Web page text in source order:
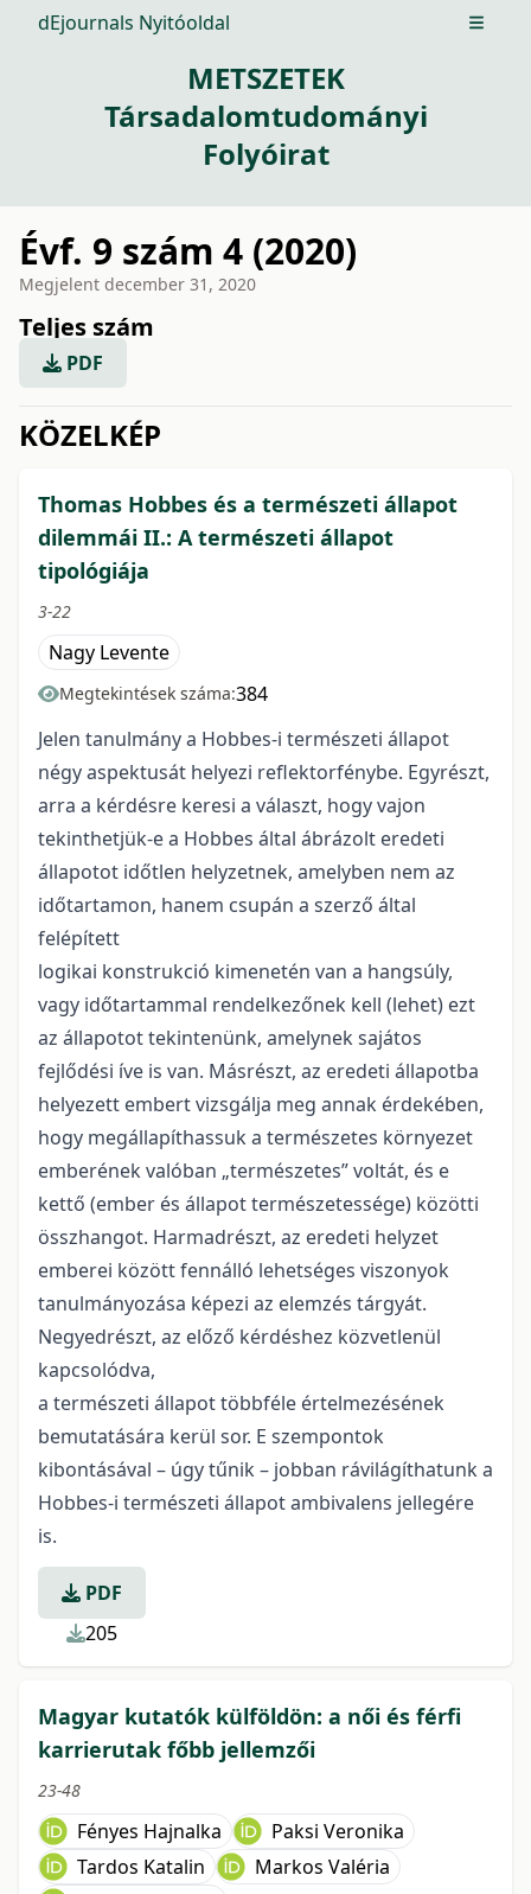
dEjournals Nyitóoldal Open
METSZETEK
Társadalomtudományi
Folyóirat
Évf. 9 szám 4 (2020)
Megjelent december 31, 2020
Teljes szám
PDF
KÖZELKÉP
Thomas Hobbes és a természeti állapot
dilemmái II.: A természeti állapot
tipológiája
3-22
Nagy Levente
Megtekintések száma:384
Jelen tanulmány a Hobbes-i természeti állapot
négy aspektusát helyezi reflektorfénybe. Egyrészt,
arra a kérdésre keresi a választ, hogy vajon
tekinthetjük-e a Hobbes által ábrázolt eredeti
állapotot időtlen helyzetnek, amelyben nem az
időtartamon, hanem csupán a szerző által
felépített
logikai konstrukció kimenetén van a hangsúly,
vagy időtartammal rendelkezőnek kell (lehet) ezt
az állapotot tekintenünk, amelynek sajátos
fejlődési íve is van. Másrészt, az eredeti állapotba
helyezett embert vizsgálja meg annak érdekében,
hogy megállapíthassuk a természetes környezet
emberének valóban „természetes” voltát, és e
kettő (ember és állapot természetessége) közötti
összhangot. Harmadrészt, az eredeti helyzet
emberei között fennálló lehetséges viszonyok
tanulmányozása képezi az elemzés tárgyát.
Negyedrészt, az előző kérdéshez közvetlenül
kapcsolódva,
a természeti állapot többféle értelmezésének
bemutatására kerül sor. E szempontok
kibontásával – úgy tűnik – jobban rávilágíthatunk a
Hobbes-i természeti állapot ambivalens jellegére
is.
PDF
205
Magyar kutatók külföldön: a női és férfi
karrierutak főbb jellemzői
23-48
Fényes Hajnalka
Paksi Veronika
Tardos Katalin
Markos Valéria